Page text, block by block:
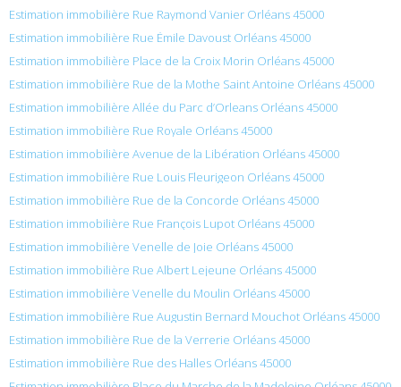
Estimation immobilière Rue Raymond Vanier Orléans 45000
Estimation immobilière Rue Émile Davoust Orléans 45000
Estimation immobilière Place de la Croix Morin Orléans 45000
Estimation immobilière Rue de la Mothe Saint Antoine Orléans 45000
Estimation immobilière Allée du Parc d’Orleans Orléans 45000
Estimation immobilière Rue Royale Orléans 45000
Estimation immobilière Avenue de la Libération Orléans 45000
Estimation immobilière Rue Louis Fleurigeon Orléans 45000
Estimation immobilière Rue de la Concorde Orléans 45000
Estimation immobilière Rue François Lupot Orléans 45000
Estimation immobilière Venelle de Joie Orléans 45000
Estimation immobilière Rue Albert Lejeune Orléans 45000
Estimation immobilière Venelle du Moulin Orléans 45000
Estimation immobilière Rue Augustin Bernard Mouchot Orléans 45000
Estimation immobilière Rue de la Verrerie Orléans 45000
Estimation immobilière Rue des Halles Orléans 45000